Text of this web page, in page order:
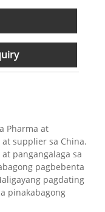
Pharma at
supplier sa China.
pangangalaga sa
pagbebenta
pagdating
pinakabagong